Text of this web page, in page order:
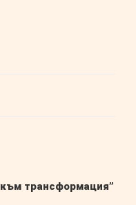
трансформация”